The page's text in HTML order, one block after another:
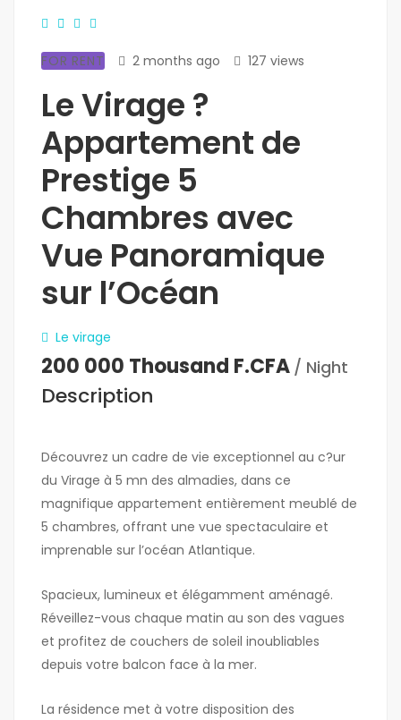
FOR RENT 2 months ago 127 views
Le Virage ?
Appartement de
Prestige 5
Chambres avec
Vue Panoramique
sur l’Océan
Le virage
200 000 Thousand F.CFA / Night
Description
Découvrez un cadre de vie exceptionnel au c?ur
du Virage à 5 mn des almadies, dans ce
magnifique appartement entièrement meublé de
5 chambres, offrant une vue spectaculaire et
imprenable sur l’océan Atlantique.
Spacieux, lumineux et élégamment aménagé.
Réveillez-vous chaque matin au son des vagues
et profitez de couchers de soleil inoubliables
depuis votre balcon face à la mer.
La résidence met à votre disposition des